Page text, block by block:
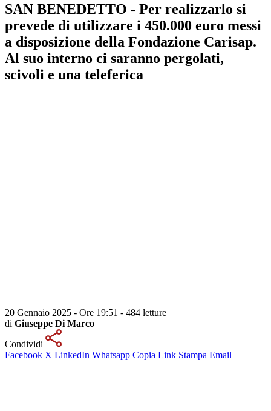
SAN BENEDETTO - Per realizzarlo si
prevede di utilizzare i 450.000 euro messi
a disposizione della Fondazione Carisap.
Al suo interno ci saranno pergolati,
scivoli e una teleferica
20 Gennaio 2025 - Ore 19:51 - 484 letture
di Giuseppe Di Marco
Condividi
Facebook X LinkedIn Whatsapp Copia Link Stampa Email